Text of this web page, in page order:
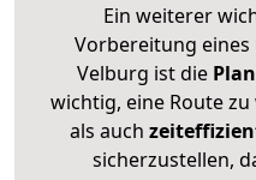
Ein weiterer
Vorbereitung eines
Velburg ist die
wichtig, eine Route
als auch
sicherzustellen,